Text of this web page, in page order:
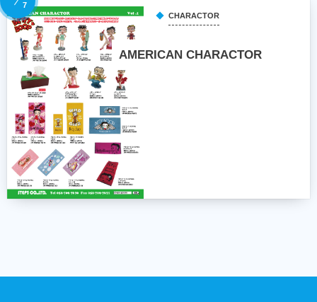
CHARACTOR
AMERICAN CHARACTOR
7